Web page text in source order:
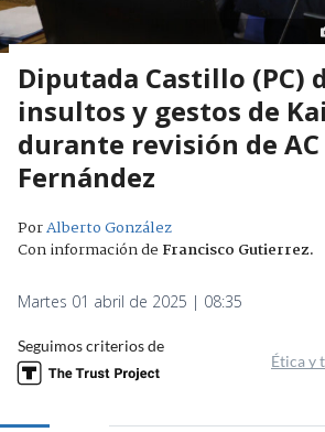
Diputada Castillo (PC)
insultos y gestos de
durante revisión de
Fernández
PorAlberto González
Con información de Francisco Gutierrez.
Martes 01 abril de 2025 | 08:35
Seguimos criterios de
Ética y